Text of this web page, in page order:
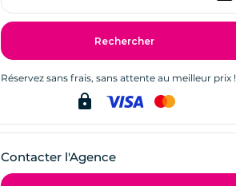
Rechercher
Réservez sans frais, sans attente au meilleur prix !
lock
Contacter l'Agence